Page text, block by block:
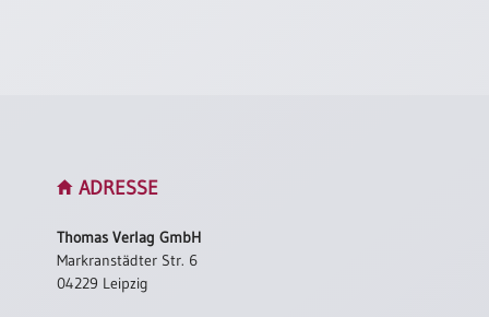
ADRESSE
Thomas Verlag GmbH
Markranstädter Str. 6
04229 Leipzig